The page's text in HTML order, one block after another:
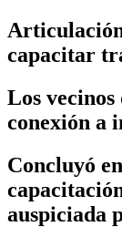
capacitar
Los
conexión a
Concluyó
auspiciada